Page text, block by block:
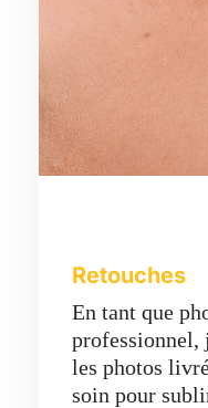
Retouches
En tant que
professionnel,
les photos
soin pour